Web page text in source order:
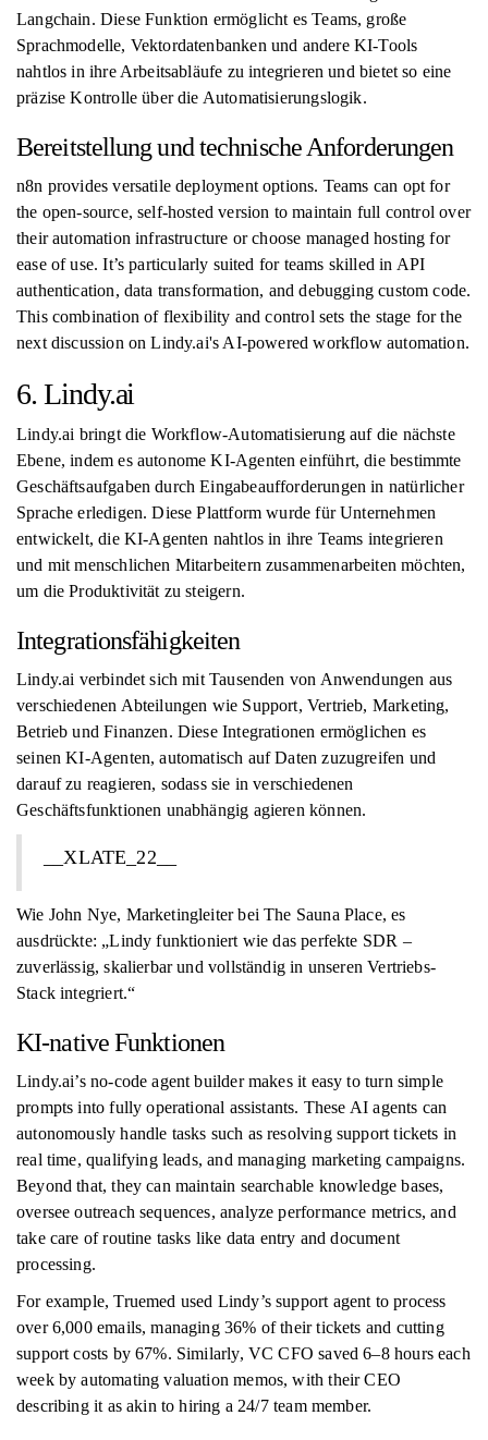
Langchain. Diese Funktion ermöglicht es Teams, große
Sprachmodelle, Vektordatenbanken und andere KI-Tools
nahtlos in ihre Arbeitsabläufe zu integrieren und bietet so eine
präzise Kontrolle über die Automatisierungslogik.
Bereitstellung und technische Anforderungen
n8n provides versatile deployment options. Teams can opt for
the open-source, self-hosted version to maintain full control over
their automation infrastructure or choose managed hosting for
ease of use. It’s particularly suited for teams skilled in API
authentication, data transformation, and debugging custom code.
This combination of flexibility and control sets the stage for the
next discussion on Lindy.ai's AI-powered workflow automation.
6. Lindy.ai
Lindy.ai bringt die Workflow-Automatisierung auf die nächste
Ebene, indem es autonome KI-Agenten einführt, die bestimmte
Geschäftsaufgaben durch Eingabeaufforderungen in natürlicher
Sprache erledigen. Diese Plattform wurde für Unternehmen
entwickelt, die KI-Agenten nahtlos in ihre Teams integrieren
und mit menschlichen Mitarbeitern zusammenarbeiten möchten,
um die Produktivität zu steigern.
Integrationsfähigkeiten
Lindy.ai verbindet sich mit Tausenden von Anwendungen aus
verschiedenen Abteilungen wie Support, Vertrieb, Marketing,
Betrieb und Finanzen. Diese Integrationen ermöglichen es
seinen KI-Agenten, automatisch auf Daten zuzugreifen und
darauf zu reagieren, sodass sie in verschiedenen
Geschäftsfunktionen unabhängig agieren können.
__XLATE_22__
Wie John Nye, Marketingleiter bei The Sauna Place, es
ausdrückte: „Lindy funktioniert wie das perfekte SDR –
zuverlässig, skalierbar und vollständig in unseren Vertriebs-
Stack integriert.“
KI-native Funktionen
Lindy.ai’s no-code agent builder makes it easy to turn simple
prompts into fully operational assistants. These AI agents can
autonomously handle tasks such as resolving support tickets in
real time, qualifying leads, and managing marketing campaigns.
Beyond that, they can maintain searchable knowledge bases,
oversee outreach sequences, analyze performance metrics, and
take care of routine tasks like data entry and document
processing.
For example, Truemed used Lindy’s support agent to process
over 6,000 emails, managing 36% of their tickets and cutting
support costs by 67%. Similarly, VC CFO saved 6–8 hours each
week by automating valuation memos, with their CEO
describing it as akin to hiring a 24/7 team member.